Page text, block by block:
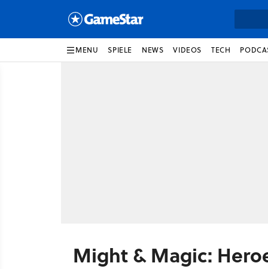
MENU SPIELE NEWS VIDEOS TECH
Might & Magic: